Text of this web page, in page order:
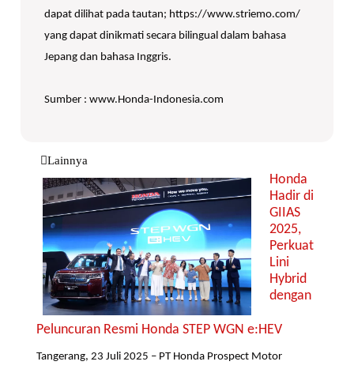
dapat dilihat pada tautan; https://www.striemo.com/
yang dapat dinikmati secara bilingual dalam bahasa
Jepang dan bahasa Inggris.
Sumber : www.Honda-Indonesia.com
Lainnya
Honda
Hadir di
GIIAS
2025,
Perkuat
Lini
Hybrid
dengan
Peluncuran Resmi Honda STEP WGN e:HEV
Tangerang, 23 Juli 2025 – PT Honda Prospect Motor